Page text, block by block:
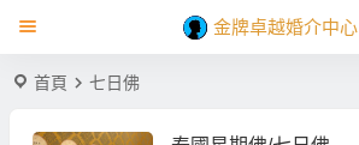
金牌卓越婚介中心
首頁 七日佛